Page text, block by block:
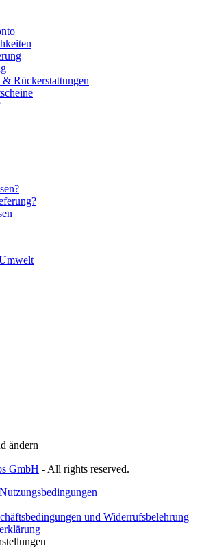
Rückerstattungen
ändern
GmbH - All rights reserved.
und Widerrufsbelehrung